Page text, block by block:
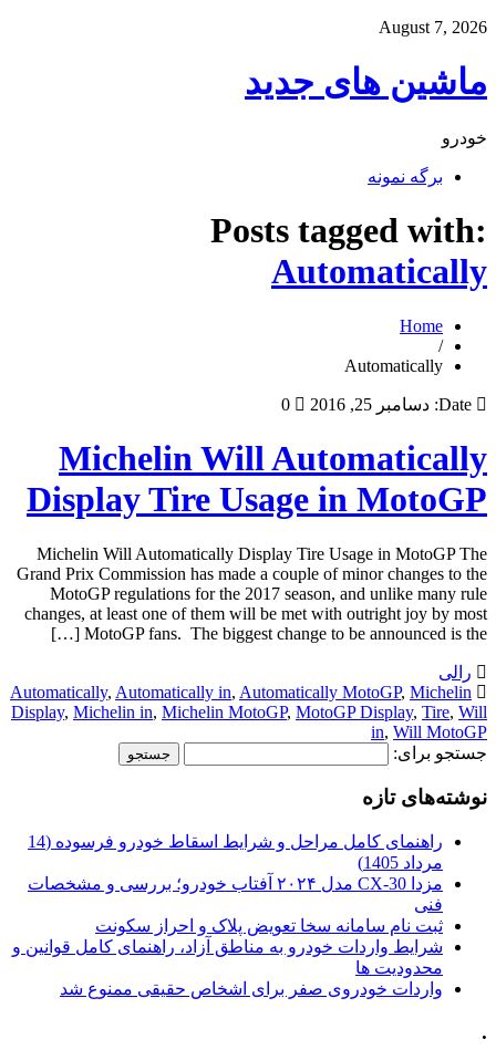
August 7, 2026
ماشین های جدید
خودرو
برگه نمونه
Posts tagged with:
Automatically
Home
/
Automatically
Date: دسامبر 25, 2016 0
Michelin Will Automatically
Display Tire Usage in MotoGP
Michelin Will Automatically Display Tire Usage in MotoGP The
Grand Prix Commission has made a couple of minor changes to the
MotoGP regulations for the 2017 season, and unlike many rule
changes, at least one of them will be met with outright joy by most
MotoGP fans. The biggest change to be announced is the […]
رالی
Automatically, Automatically in, Automatically MotoGP, Michelin
Display, Michelin in, Michelin MotoGP, MotoGP Display, Tire, Will
in, Will MotoGP
جستجو برای:
نوشته‌های تازه
راهنمای کامل مراحل و شرایط اسقاط خودرو فرسوده (14
مرداد 1405)
مزدا CX-30 مدل ۲۰۲۴ آفتاب خودرو؛ بررسی و مشخصات
فنی
ثبت نام سامانه سخا تعویض پلاک و احراز سکونت
شرایط واردات خودرو به مناطق آزاد، راهنمای کامل قوانین و
محدودیت ها
واردات خودروی صفر برای اشخاص حقیقی ممنوع شد
.